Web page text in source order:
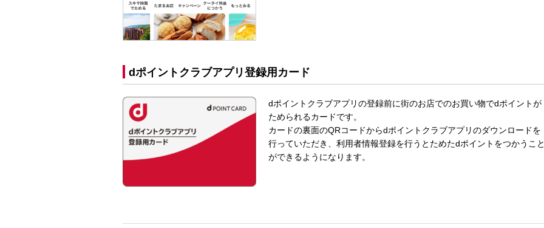
dポイントクラブアプリ登録用カード
dポイントクラブアプリの登録前に街のお店でのお買い物でdポイントが
ためられるカードです。
カードの裏面のQRコードからdポイントクラブアプリのダウンロードを
行っていただき、利用者情報登録を行うとためたdポイントをつかうこと
ができるようになります。